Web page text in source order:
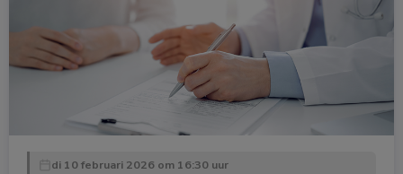
di 10 februari 2026 om 16:30 uur